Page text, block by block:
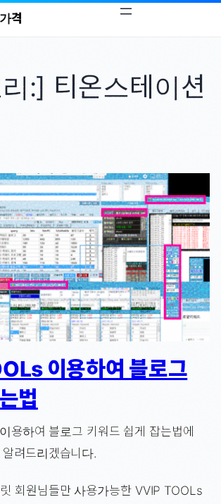
격
:] 티온스테이션
이용하여 블로그
법
용하여 블로그 키워드 쉽게 잡는법에
려드리겠습니다.
회원님들만 사용가능한 VVIP TOOLs